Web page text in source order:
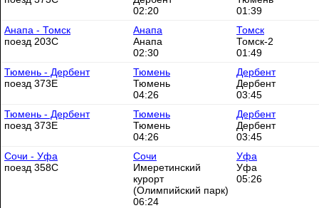
02:20
01:39
Анапа - Томск
поезд 203С
Анапа
Анапа
02:30
Томск
Томск-2
01:49
Тюмень - Дербент
поезд 373Е
Тюмень
Тюмень
04:26
Дербент
Дербент
03:45
Тюмень - Дербент
поезд 373Е
Тюмень
Тюмень
04:26
Дербент
Дербент
03:45
Сочи - Уфа
поезд 358С
Сочи
Имеретинский
курорт
(Олимпийский парк)
06:24
Уфа
Уфа
05:26